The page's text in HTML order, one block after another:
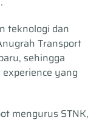
teknologi dan
Transport
sehingga
yang
mengurus STNK,